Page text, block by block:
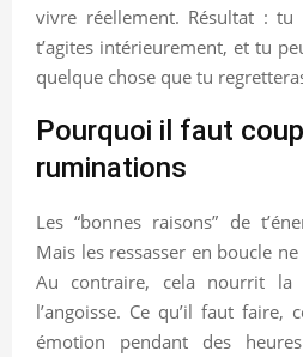
vivre réellement. Résultat :
t’agites intérieurement, et tu
quelque chose que tu
Pourquoi il faut
ruminations
Les “bonnes raisons” de
Mais les ressasser en boucle
Au contraire, cela nourrit la
l’angoisse. Ce qu’il faut faire,
émotion pendant des